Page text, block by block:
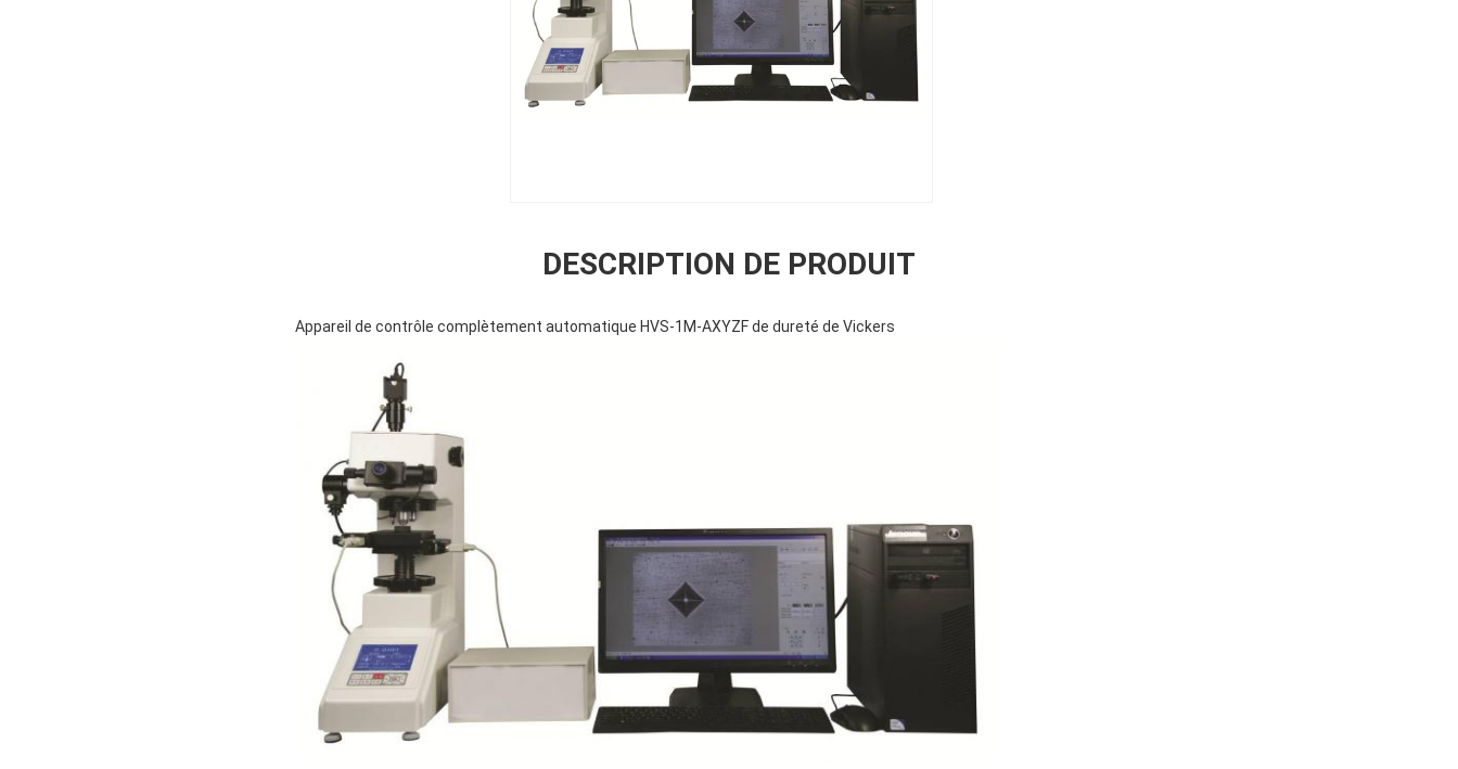
DESCRIPTION DE PRODUIT
Appareil de contrôle complètement automatique HVS-1M-AXYZF de dureté de Vickers